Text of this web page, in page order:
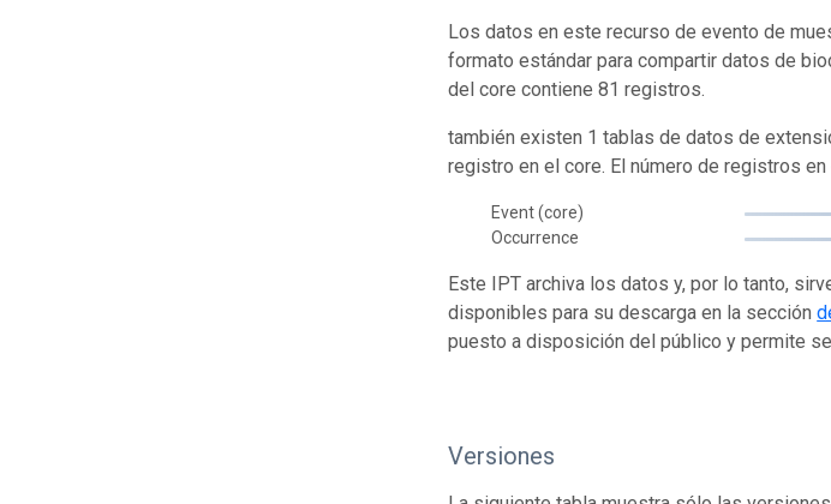
Los datos en este recurso de evento de
formato estándar para compartir datos de
del core contiene 81 registros.
también existen 1 tablas de datos de
registro en el core. El número de registros
Event (core)
Occurrence
Este IPT archiva los datos y, por lo tanto,
disponibles para su descarga en la sección
puesto a disposición del público y permite
Versiones